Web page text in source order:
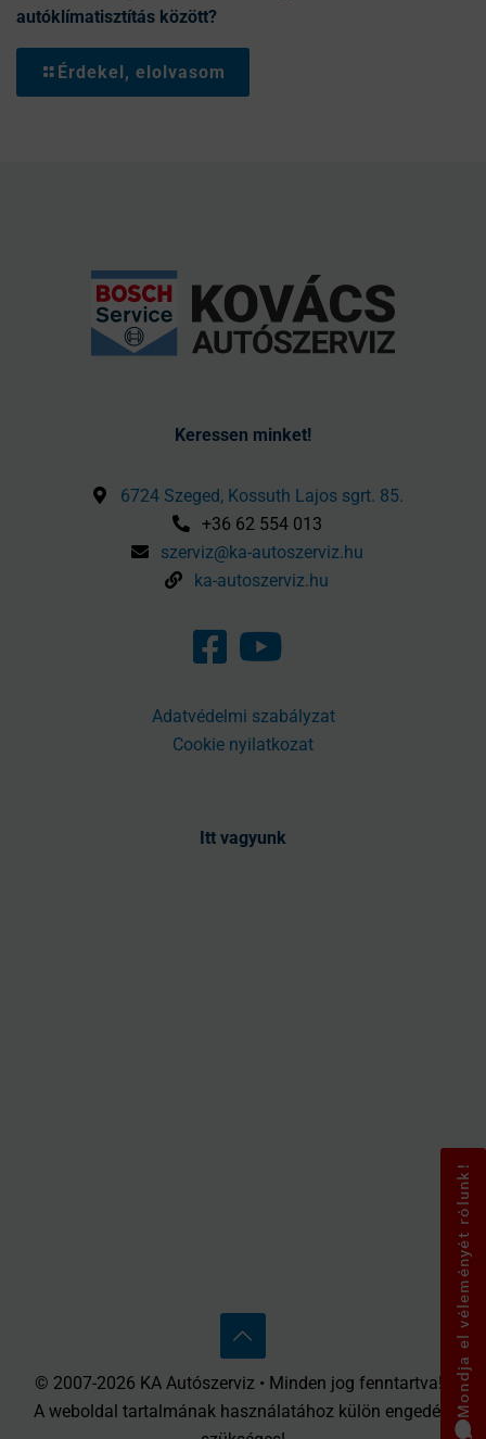
autóklímatisztítás között?
Érdekel, elolvasom
Keressen minket!
6724 Szeged, Kossuth Lajos sgrt. 85.
+36 62 554 013
szerviz@ka-autoszerviz.hu
ka-autoszerviz.hu
Adatvédelmi szabályzat
Cookie nyilatkozat
Itt vagyunk
Mondja el véleményét rólunk!
© 2007-2026 KA Autószerviz • Minden jog fenntartva! •
A weboldal tartalmának használatához külön engedély